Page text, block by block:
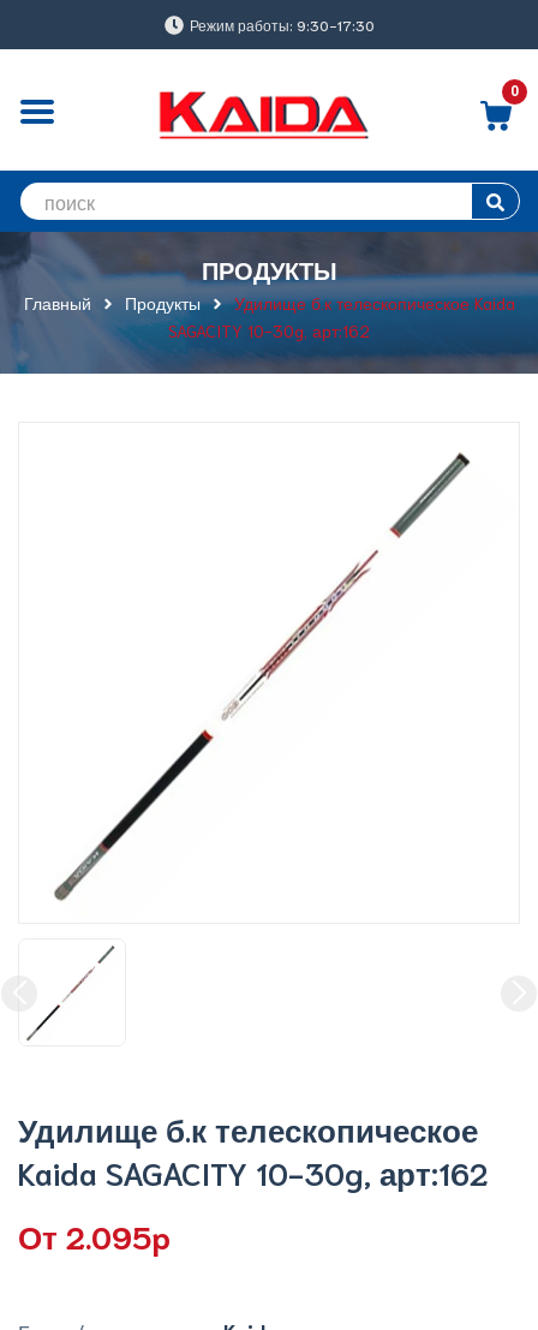
Режим работы: 9:30-17:30
0
ПРОДУКТЫ
Главный Продукты
Удилище б.к телескопическое Kaida
SAGACITY 10-30g, арт:162
Удилище б.к телескопическое
Kaida SAGACITY 10-30g, арт:162
От 2.095p